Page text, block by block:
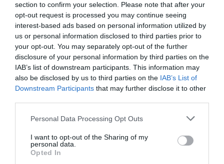
section to confirm your selection. Please note that after your
opt-out request is processed you may continue seeing
interest-based ads based on personal information utilized by
us or personal information disclosed to third parties prior to
your opt-out. You may separately opt-out of the further
disclosure of your personal information by third parties on the
IAB’s list of downstream participants. This information may
also be disclosed by us to third parties on the IAB’s List of
Downstream Participants that may further disclose it to other
Please note that this website/app uses one or more Google
not limited to your visit or usage behaviour. You may click to
grant or deny consent to Google and its third-party tags to
use your data for below specified purposes in below Google
Personal Data Processing Opt Outs
I want to opt-out of the Sharing of my
personal data.
Opted In
KIRÁNDULÁS A
ARBORÉTUMBA
2026-08-04
KIRÁNDULÁS PANNONHALMA
SZŐLŐ ÉS KOMLÓ